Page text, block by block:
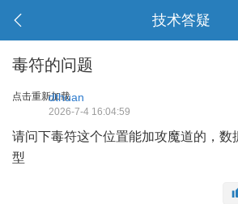
技术答疑
毒符的问题
点击重新加载
dthuan
2026-7-4 16:04:59
请问下毒符这个位置能加攻魔道的，数
型